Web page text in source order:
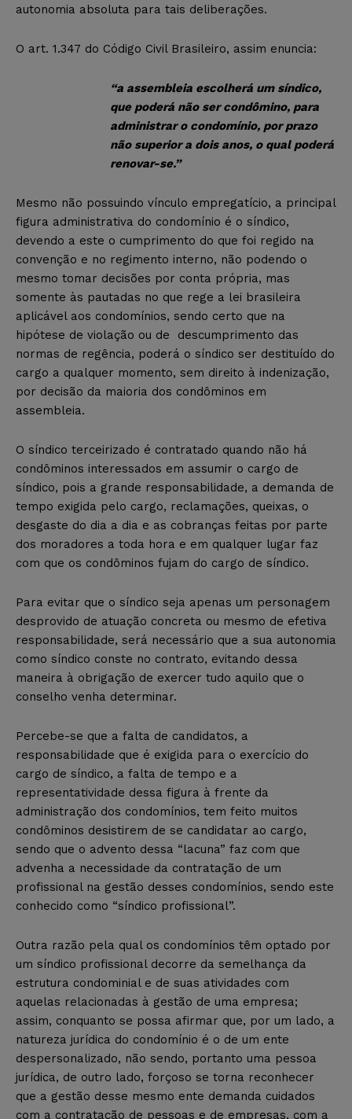
autonomia absoluta para tais deliberações.
O art. 1.347 do Código Civil Brasileiro, assim enuncia:
“a assembleia escolherá um síndico,
que poderá não ser condômino, para
administrar o condomínio, por prazo
não superior a dois anos, o qual poderá
renovar-se.”
Mesmo não possuindo vínculo empregatício, a principal
figura administrativa do condomínio é o síndico,
devendo a este o cumprimento do que foi regido na
convenção e no regimento interno, não podendo o
mesmo tomar decisões por conta própria, mas
somente às pautadas no que rege a lei brasileira
aplicável aos condomínios, sendo certo que na
hipótese de violação ou de descumprimento das
normas de regência, poderá o síndico ser destituído do
cargo a qualquer momento, sem direito à indenização,
por decisão da maioria dos condôminos em
assembleia.
O síndico terceirizado é contratado quando não há
condôminos interessados em assumir o cargo de
síndico, pois a grande responsabilidade, a demanda de
tempo exigida pelo cargo, reclamações, queixas, o
desgaste do dia a dia e as cobranças feitas por parte
dos moradores a toda hora e em qualquer lugar faz
com que os condôminos fujam do cargo de síndico.
Para evitar que o síndico seja apenas um personagem
desprovido de atuação concreta ou mesmo de efetiva
responsabilidade, será necessário que a sua autonomia
como síndico conste no contrato, evitando dessa
maneira à obrigação de exercer tudo aquilo que o
conselho venha determinar.
Percebe-se que a falta de candidatos, a
responsabilidade que é exigida para o exercício do
cargo de síndico, a falta de tempo e a
representatividade dessa figura à frente da
administração dos condomínios, tem feito muitos
condôminos desistirem de se candidatar ao cargo,
sendo que o advento dessa “lacuna” faz com que
advenha a necessidade da contratação de um
profissional na gestão desses condomínios, sendo este
conhecido como “síndico profissional”.
Outra razão pela qual os condomínios têm optado por
um síndico profissional decorre da semelhança da
estrutura condominial e de suas atividades com
aquelas relacionadas à gestão de uma empresa;
assim, conquanto se possa afirmar que, por um lado, a
natureza jurídica do condomínio é o de um ente
despersonalizado, não sendo, portanto uma pessoa
jurídica, de outro lado, forçoso se torna reconhecer
que a gestão desse mesmo ente demanda cuidados
com a contratação de pessoas e de empresas, com a